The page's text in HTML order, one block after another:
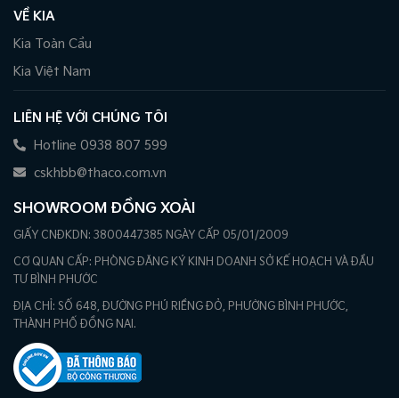
VỀ KIA
Kia Toàn Cầu
Kia Việt Nam
LIÊN HỆ VỚI CHÚNG TÔI
Hotline 0938 807 599
cskhbb@thaco.com.vn
SHOWROOM ĐỒNG XOÀI
GIẤY CNĐKDN: 3800447385 NGÀY CẤP 05/01/2009
CƠ QUAN CẤP: PHÒNG ĐĂNG KÝ KINH DOANH SỞ KẾ HOẠCH VÀ ĐẦU
TƯ BÌNH PHƯỚC
ĐỊA CHỈ: SỐ 648, ĐƯỜNG PHÚ RIỀNG ĐỎ, PHƯỜNG BÌNH PHƯỚC,
THÀNH PHỐ ĐỒNG NAI.